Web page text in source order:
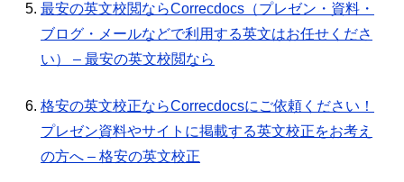
最安の英文校閲ならCorrecdocs（プレゼン・資料・
ブログ・メールなどで利用する英文はお任せくださ
い） – 最安の英文校閲なら
格安の英文校正ならCorrecdocsにご依頼ください！
プレゼン資料やサイトに掲載する英文校正をお考え
の方へ – 格安の英文校正